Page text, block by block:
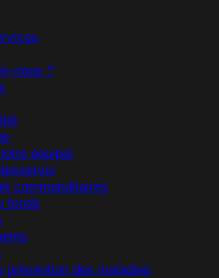
nous ?
équipe!
commanditaires
fonds
prévention des maladies